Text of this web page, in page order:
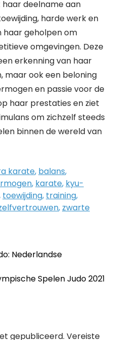
deelname aan
harde werk en
geholpen om
omgevingen. Deze
erkenning van haar
maar ook een beloning
en passie voor de
haar prestaties en ziet
om zichzelf steeds
binnen de wereld van
karate, balans,
, karate, kyu-
toewijding, training,
, zwarte
Nederlandse
Spelen Judo 2021
gepubliceerd. Vereiste